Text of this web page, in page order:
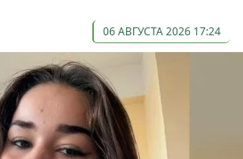
06 АВГУСТА 2026 17:24